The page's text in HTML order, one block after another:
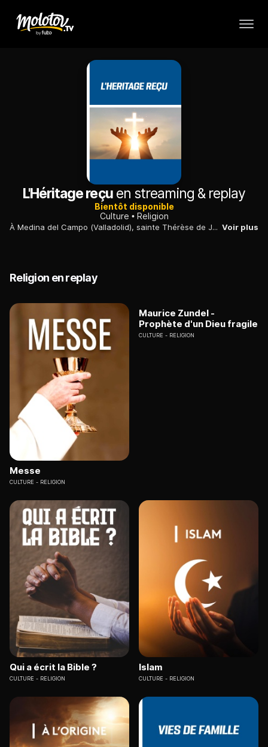
L'Héritage reçuen streaming & replay
Bientôt disponible
Culture
Religion
À Medina del Campo (Valladolid), sainte Thérèse de Jésus a convaincu saint Jean de la Croix de s'engager dans la réforme du Carmel qu'elle avait entreprise. Voir plus
Religion en replay
Messe
CULTURE RELIGION
Maurice Zundel -
Prophète d'un Dieu fragile
CULTURE RELIGION
Qui a écrit la Bible ?
CULTURE RELIGION
Islam
CULTURE RELIGION